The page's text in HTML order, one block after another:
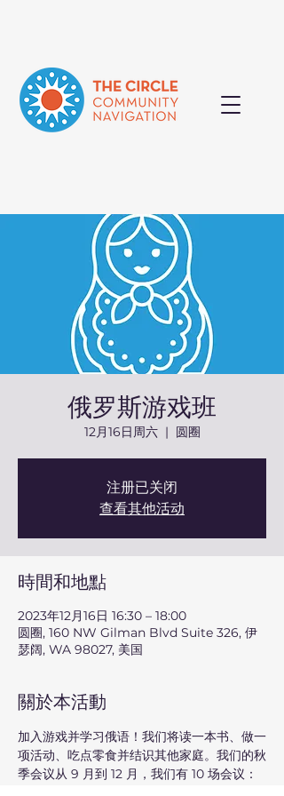
俄罗斯游戏班
12月16日周六
  |
圆圈
注册已关闭
查看其他活动
時間和地點
2023年12月16日 16:30 – 18:00
圆圈, 160 NW Gilman Blvd Suite 326, 伊
瑟阔, WA 98027, 美国
關於本活動
加入游戏并学习俄语！我们将读一本书、做一
项活动、吃点零食并结识其他家庭。我们的秋
季会议从 9 月到 12 月，我们有 10 场会议：